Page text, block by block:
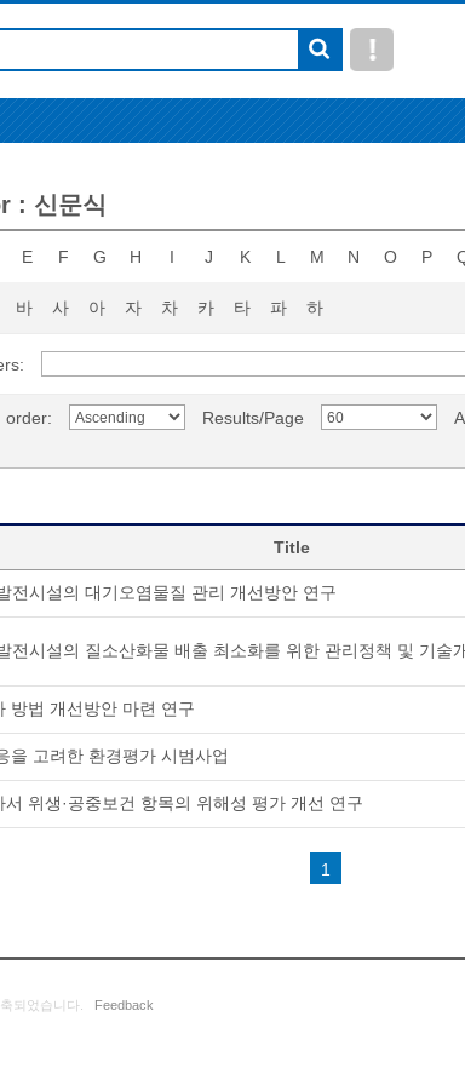
: 신문식
E F G H I J K L M N O P
바 사 아 자 차 카 타 파 하
order: Results/Page
Title
전시설의 대기오염물질 관리 개선방안 연구
전시설의 질소산화물 배출 최소화를 위한 관리정책 및 기술
방법 개선방안 마련 연구
을 고려한 환경평가 시범사업
서 위생·공중보건 항목의 위해성 평가 개선 연구
1
되었습니다. Feedback